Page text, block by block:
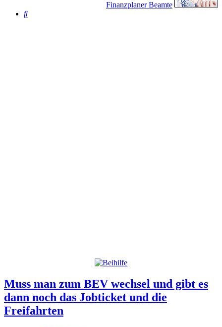
Finanzplaner Beamte
Suche
Muss man zum BEV wechsel und gibt es
dann noch das Jobticket und die
Freifahrten